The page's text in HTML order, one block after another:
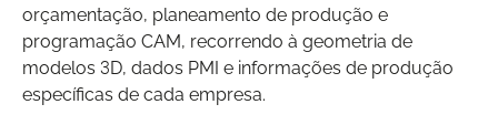
orçamentação, planeamento de produção e
programação CAM, recorrendo à geometria de
modelos 3D, dados PMI e informações de produção
específicas de cada empresa.